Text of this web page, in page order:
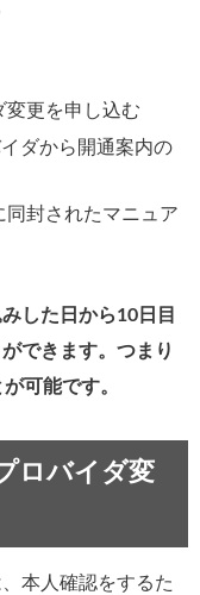
変更を申し込む
ダから開通案内の
同封されたマニュア
した日から10日目
できます。つまり
可能です。
ロバイダ変
本人確認をするた